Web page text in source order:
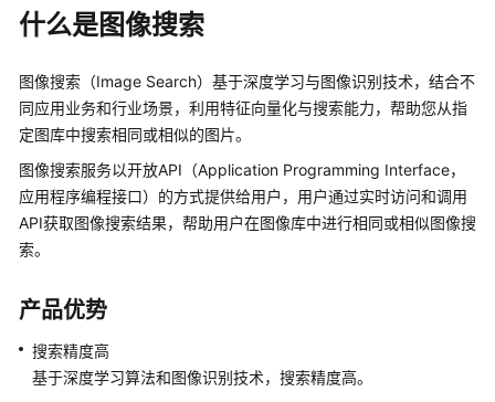
新
动
产
品
介
绍
图
搜
索
什么是图像搜索
图像搜索（Image Search）基于深度学习与图像识别技术，结合不
同应用业务和行业场景，利用特征向量化与搜索能力，帮助您从指
定图库中搜索相同或相似的图片。
图像搜索服务以开放API（Application Programming Interface，
应用程序编程接口）的方式提供给用户，用户通过实时访问和调用
API获取图像搜索结果，帮助用户在图像库中进行相同或相似图像搜
索。
产品优势
搜索精度高
基于深度学习算法和图像识别技术，搜索精度高。